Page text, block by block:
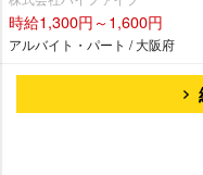
時給1,300円～1,600円
アルバイト・パート / 大阪府